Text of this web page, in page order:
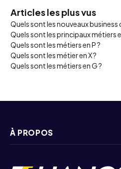
Articles les plus vus
Quels sont les nouveaux business
Quels sont les principaux métiers
Quels sont les métiers en P ?
Quels sont les métier en X ?
Quels sont les métiers en G ?
À PROPOS